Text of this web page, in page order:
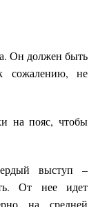
Он должен быть
сожалению, не
на пояс, чтобы
выступ –
От нее идет
на средней